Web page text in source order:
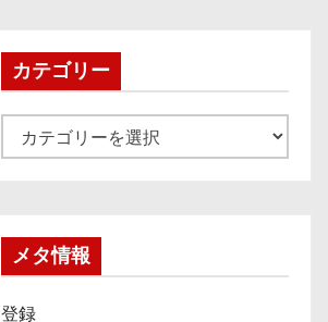
ブカテゴリー
テ
メタ情報
登録